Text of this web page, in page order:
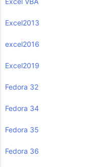
Excel2013
excel2016
Excel2019
Fedora 32
Fedora 34
Fedora 35
Fedora 36